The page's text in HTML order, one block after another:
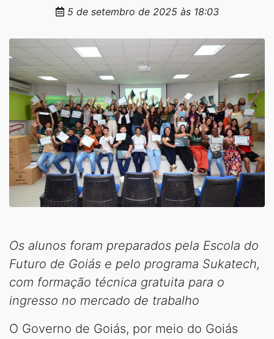
5 de setembro de 2025 às 18:03
Os alunos foram preparados pela Escola do
Futuro de Goiás e pelo programa Sukatech,
com formação técnica gratuita para o
ingresso no mercado de trabalho
O Governo de Goiás, por meio do Goiás